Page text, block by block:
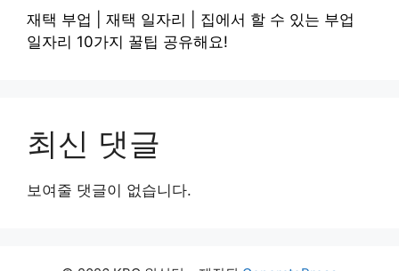
재택 부업 | 재택 일자리 | 집에서 할 수 있는 부업
일자리 10가지 꿀팁 공유해요!
최신 댓글
보여줄 댓글이 없습니다.